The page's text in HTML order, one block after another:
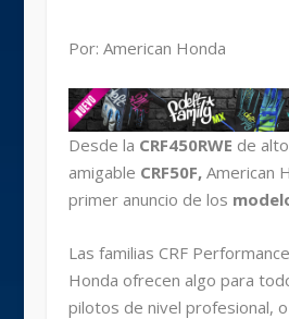
Por: American Honda
Desde la CRF450RWE de
amigable CRF50F,American
primer anuncio de los
Las familias CRF
Honda ofrecen algo para
pilotos de nivel profesional,